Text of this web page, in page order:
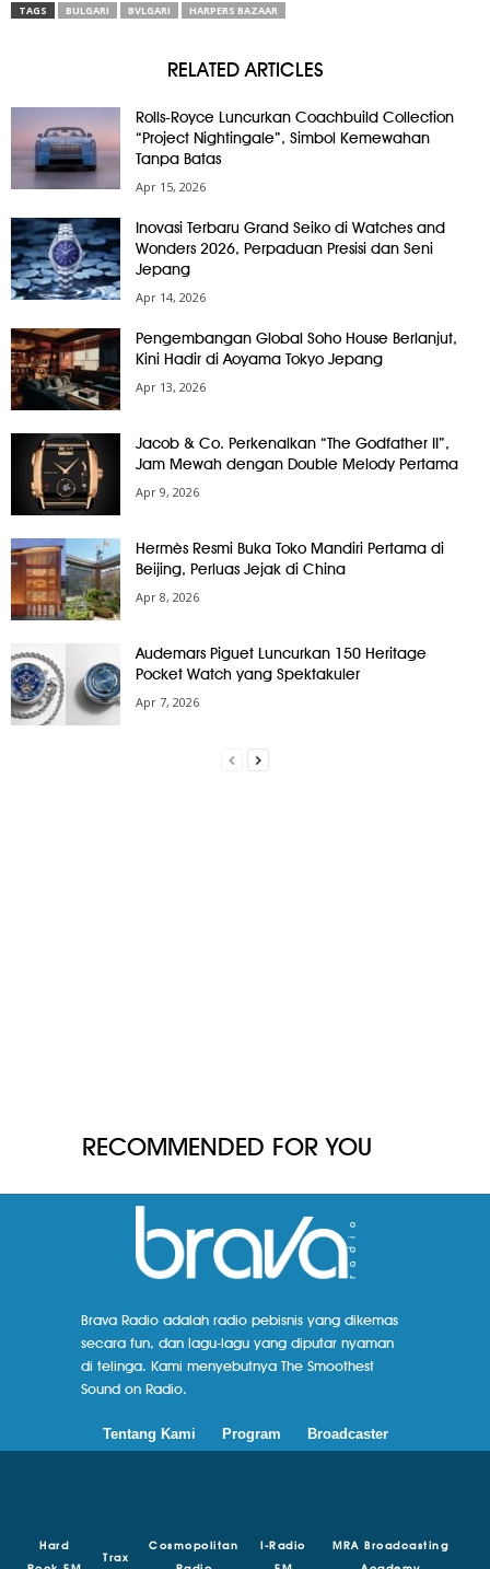
TAGS BULGARI BVLGARI HARPERS BAZAAR
RELATED ARTICLES
Rolls-Royce Luncurkan Coachbuild Collection
“Project Nightingale”, Simbol Kemewahan
Tanpa Batas
Apr 15, 2026
Inovasi Terbaru Grand Seiko di Watches and
Wonders 2026, Perpaduan Presisi dan Seni
Jepang
Apr 14, 2026
Pengembangan Global Soho House Berlanjut,
Kini Hadir di Aoyama Tokyo Jepang
Apr 13, 2026
Jacob & Co. Perkenalkan “The Godfather II”,
Jam Mewah dengan Double Melody Pertama
Apr 9, 2026
Hermès Resmi Buka Toko Mandiri Pertama di
Beijing, Perluas Jejak di China
Apr 8, 2026
Audemars Piguet Luncurkan 150 Heritage
Pocket Watch yang Spektakuler
Apr 7, 2026
RECOMMENDED FOR YOU
Brava Radio adalah radio pebisnis yang dikemas
secara fun, dan lagu-lagu yang diputar nyaman
di telinga. Kami menyebutnya The Smoothest
Sound on Radio.
Tentang Kami Program Broadcaster
Hard
Trax
Cosmopolitan
I-Radio
MRA Broadcasting